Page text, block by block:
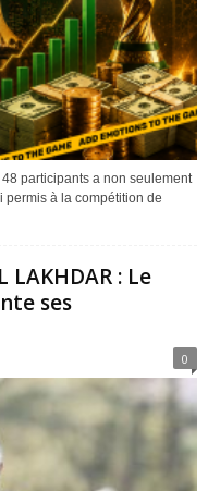
participants a non seulement
permis à la compétition de
LAKHDAR : Le
ses
0